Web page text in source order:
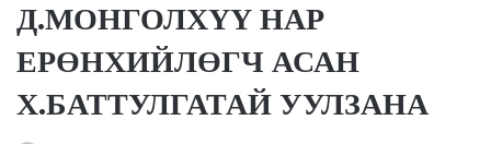
Д.МОНГОЛХҮҮ НАР
ЕРӨНХИЙЛӨГЧ АСАН
Х.БАТТУЛГАТАЙ УУЛЗАНА